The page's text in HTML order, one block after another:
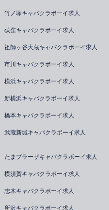
竹ノ塚キャバクラボーイ求人
荻窪キャバクラボーイ求人
祖師ヶ谷大蔵キャバクラボーイ求人
市川キャバクラボーイ求人
横浜キャバクラボーイ求人
新横浜キャバクラボーイ求人
橋本キャバクラボーイ求人
武蔵新城キャバクラボーイ求人
たまプラーザキャバクラボーイ求人
横須賀キャバクラボーイ求人
志木キャバクラボーイ求人
所沢キャバクラボーイ求人